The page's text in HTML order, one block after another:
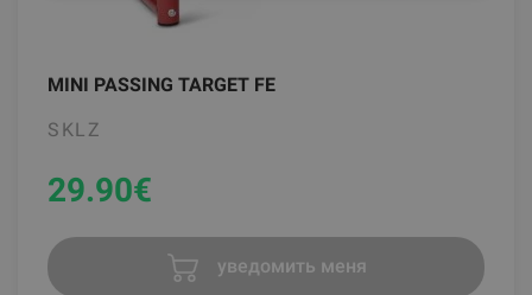
MINI PASSING TARGET FE
SKLZ
29.90€
уведомить меня